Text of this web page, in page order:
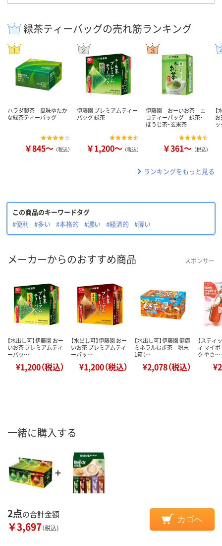
緑茶ティーバッグの売れ筋ランキング
ハラダ製茶 風味ゆたか
な緑茶ティーバッグ
￥845～ （税込）
伊藤園 プレミアムティー
バッグ 緑茶
￥1,200～ （税込）
伊藤園 おーいお茶 エ
コティーバッグ 緑茶・
ほうじ茶・玄米茶
￥361～ （税込）
ランキングをもっと見る
この商品のキーワードタグ
#便利
#多い #本格的 #濃い #経済的 #薄い
メーカーからのおすすめ商品 スポンサー
【水出し可】伊藤園 おー
いお茶 プレミアムティ
ーバッ…
¥1,200（税込）
【水出し可】伊藤園 おー
いお茶 プレミアムティ
ーバッ…
¥1,200（税込）
【水出し可】伊藤園 健康
ミネラルむぎ茶 粉末
1箱（…
¥2,078（税込）
【スティ
ィ マイ
ク やさ…
一緒に購入する
2点の合計金額
￥3,697（税込）
カゴへ